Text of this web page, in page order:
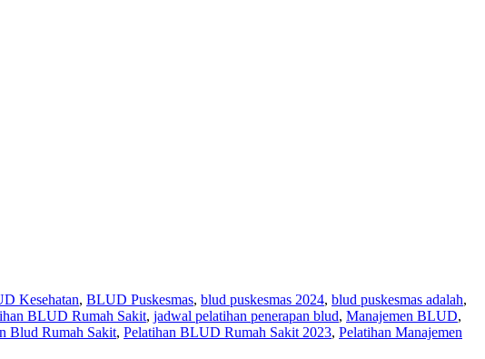
Kesehatan, BLUD Puskesmas, blud puskesmas 2024, blud puskesmas adalah,
BLUD Rumah Sakit, jadwal pelatihan penerapan blud, Manajemen BLUD,
Blud Rumah Sakit, Pelatihan BLUD Rumah Sakit 2023, Pelatihan Manajemen